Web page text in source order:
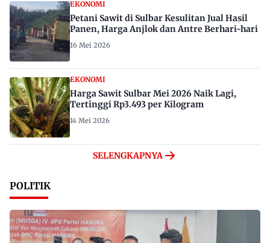
EKONOMI
Petani Sawit di Sulbar Kesulitan Jual Hasil
Panen, Harga Anjlok dan Antre Berhari-hari
16 Mei 2026
EKONOMI
Harga Sawit Sulbar Mei 2026 Naik Lagi,
Tertinggi Rp3.493 per Kilogram
14 Mei 2026
SELENGKAPNYA
POLITIK